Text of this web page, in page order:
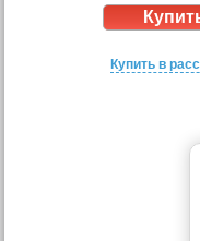
Купить в